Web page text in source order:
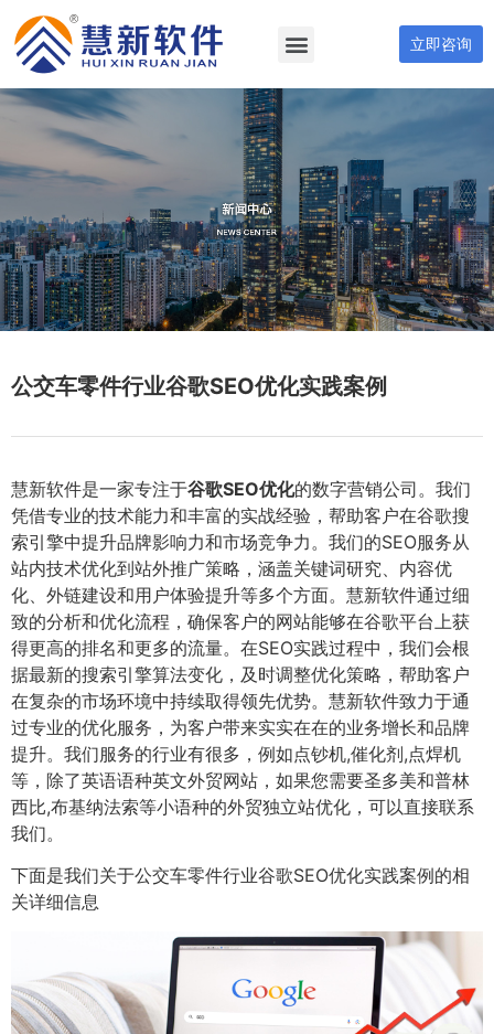
立即咨询
公交车零件行业谷歌SEO优化实践案例
慧新软件是一家专注于谷歌SEO优化的数字营销公司。我们
凭借专业的技术能力和丰富的实战经验，帮助客户在谷歌搜
索引擎中提升品牌影响力和市场竞争力。我们的SEO服务从
站内技术优化到站外推广策略，涵盖关键词研究、内容优
化、外链建设和用户体验提升等多个方面。慧新软件通过细
致的分析和优化流程，确保客户的网站能够在谷歌平台上获
得更高的排名和更多的流量。在SEO实践过程中，我们会根
据最新的搜索引擎算法变化，及时调整优化策略，帮助客户
在复杂的市场环境中持续取得领先优势。慧新软件致力于通
过专业的优化服务，为客户带来实实在在的业务增长和品牌
提升。我们服务的行业有很多，例如点钞机,催化剂,点焊机
等，除了英语语种英文外贸网站，如果您需要圣多美和普林
西比,布基纳法索等小语种的外贸独立站优化，可以直接联系
我们。
下面是我们关于公交车零件行业谷歌SEO优化实践案例的相
关详细信息